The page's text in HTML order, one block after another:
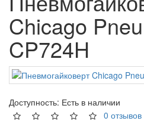
Chicago
CP724H
Доступность: Есть в наличии
0 отзывов